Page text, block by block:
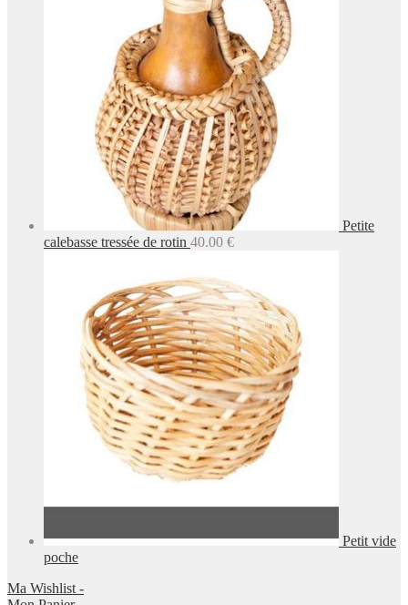
Petite
calebasse tressée de rotin 40.00 €
Petit vide
poche
Ma Wishlist -